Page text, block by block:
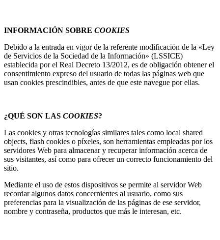
INFORMACIÓN SOBRE COOKIES
Debido a la entrada en vigor de la referente modificación de la «Ley
de Servicios de la Sociedad de la Información» (LSSICE)
establecida por el Real Decreto 13/2012, es de obligación obtener el
consentimiento expreso del usuario de todas las páginas web que
usan cookies prescindibles, antes de que este navegue por ellas.
¿QUÉ SON LAS COOKIES?
Las cookies y otras tecnologías similares tales como local shared
objects, flash cookies o píxeles, son herramientas empleadas por los
servidores Web para almacenar y recuperar información acerca de
sus visitantes, así como para ofrecer un correcto funcionamiento del
sitio.
Mediante el uso de estos dispositivos se permite al servidor Web
recordar algunos datos concernientes al usuario, como sus
preferencias para la visualización de las páginas de ese servidor,
nombre y contraseña, productos que más le interesan, etc.